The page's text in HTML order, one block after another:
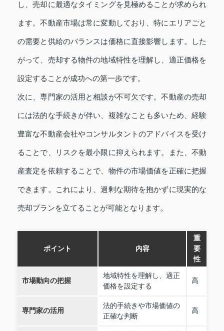
し、売却に最適なタイミングを見極めることが求められ
ます。不動産市場は常に変動しており、特にエリアごと
の需要と供給のバランスは価格に直接影響します。した
がって、売却する物件の地域特性を理解し、適正価格を
設定することが成功への第一歩です。
次に、専門家の活用と相談が不可欠です。不動産の売却
には法的な手続きが伴い、複雑なことも多いため、経験
豊富な不動産会社やコンサルタントのアドバイスを受け
ることで、リスクを最小限に抑えられます。また、不動
産査定を依頼することで、物件の市場価値を正確に把握
できます。これにより、過剰な期待を抱かずに現実的な
売却プランを立てることが可能となります。
ポイント 内容
重
要
性
市場動向の把握
地域特性を理解し、適正
価格を設定する
高
専門家の活用
法的手続きや市場価値の
正確な判断
高